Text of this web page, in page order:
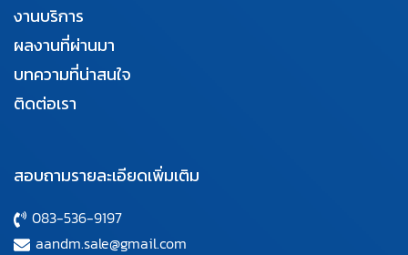
งานบริการ
ผลงานที่ผ่านมา
บทความที่น่าสนใจ
ติดต่อเรา
สอบถามรายละเอียดเพิ่มเติม
083-536-9197
aandm.sale@gmail.com